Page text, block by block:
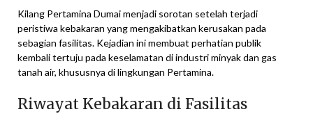
Kilang Pertamina Dumai menjadi sorotan setelah terjadi
peristiwa kebakaran yang mengakibatkan kerusakan pada
sebagian fasilitas. Kejadian ini membuat perhatian publik
kembali tertuju pada keselamatan di industri minyak dan gas
tanah air, khususnya di lingkungan Pertamina.
Riwayat Kebakaran di Fasilitas